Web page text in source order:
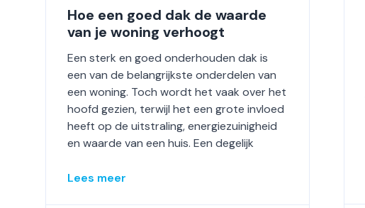
Hoe een goed dak de waarde
van je woning verhoogt
Een sterk en goed onderhouden dak is
een van de belangrijkste onderdelen van
een woning. Toch wordt het vaak over het
hoofd gezien, terwijl het een grote invloed
heeft op de uitstraling, energiezuinigheid
en waarde van een huis. Een degelijk
Lees meer